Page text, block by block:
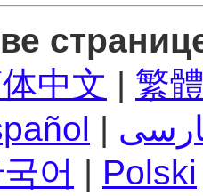
中文 | 繁
|
어 | Polski